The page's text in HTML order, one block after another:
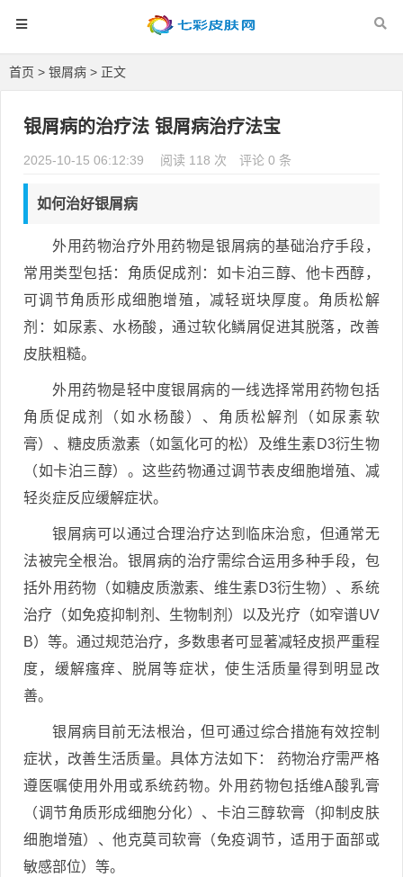
首页 > 银屑病 > 正文
银屑病的治疗法 银屑病治疗法宝
2025-10-15 06:12:39 阅读 118 次 评论 0 条
如何治好银屑病
外用药物治疗外用药物是银屑病的基础治疗手段，
常用类型包括：角质促成剂：如卡泊三醇、他卡西醇，
可调节角质形成细胞增殖，减轻斑块厚度。角质松解
剂：如尿素、水杨酸，通过软化鳞屑促进其脱落，改善
皮肤粗糙。
外用药物是轻中度银屑病的一线选择常用药物包括
角质促成剂（如水杨酸）、角质松解剂（如尿素软
膏）、糖皮质激素（如氢化可的松）及维生素D3衍生物
（如卡泊三醇）。这些药物通过调节表皮细胞增殖、减
轻炎症反应缓解症状。
银屑病可以通过合理治疗达到临床治愈，但通常无
法被完全根治。银屑病的治疗需综合运用多种手段，包
括外用药物（如糖皮质激素、维生素D3衍生物）、系统
治疗（如免疫抑制剂、生物制剂）以及光疗（如窄谱UV
B）等。通过规范治疗，多数患者可显著减轻皮损严重程
度，缓解瘙痒、脱屑等症状，使生活质量得到明显改
善。
银屑病目前无法根治，但可通过综合措施有效控制
症状，改善生活质量。具体方法如下： 药物治疗需严格
遵医嘱使用外用或系统药物。外用药物包括维A酸乳膏
（调节角质形成细胞分化）、卡泊三醇软膏（抑制皮肤
细胞增殖）、他克莫司软膏（免疫调节，适用于面部或
敏感部位）等。